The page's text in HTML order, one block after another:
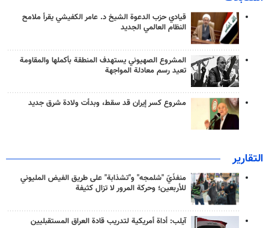
قيادي حزب الدعوة الشيخ د. عامر الكفيشي يقرأ ملامح
النظام العالمي الجديد
المشروع الصهيوني يستهدف المنطقة بأكملها والمقاومة
تعيد رسم معادلة المواجهة
مشروع كسر إيران قد سقط، وبدأت ولادة شرق جديد
التقارير
منفذَيّ "شلمجه" و"تشذابة" على طريق الفيض المليوني
للأربعين؛ وحركة المرور لا تزال كثيفة
آيلب: أداة أمريكية لتدريب قادة العراق المستقبليين